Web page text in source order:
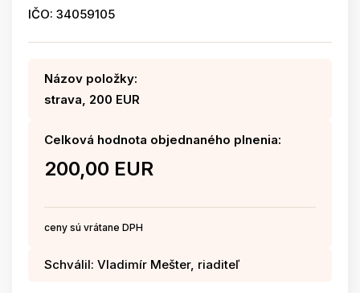
IČO: 34059105
Názov položky:
strava, 200 EUR
Celková hodnota objednaného plnenia:
200,00 EUR
ceny sú vrátane DPH
Schválil: Vladimír Mešter, riaditeľ